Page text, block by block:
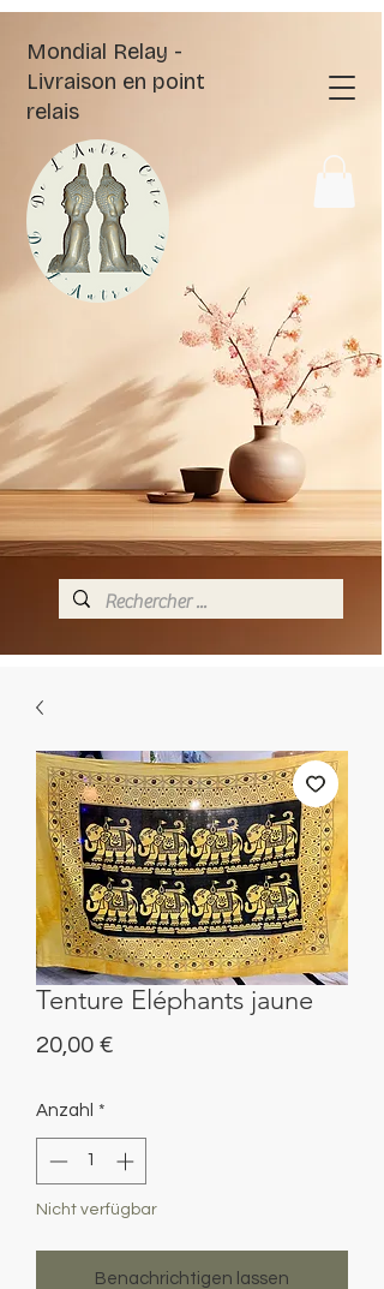
Mondial Relay -
Livraison en point
relais
Tenture Eléphants jaune
20,00 €Preis
Anzahl *
Nicht verfügbar
Benachrichtigen lassen